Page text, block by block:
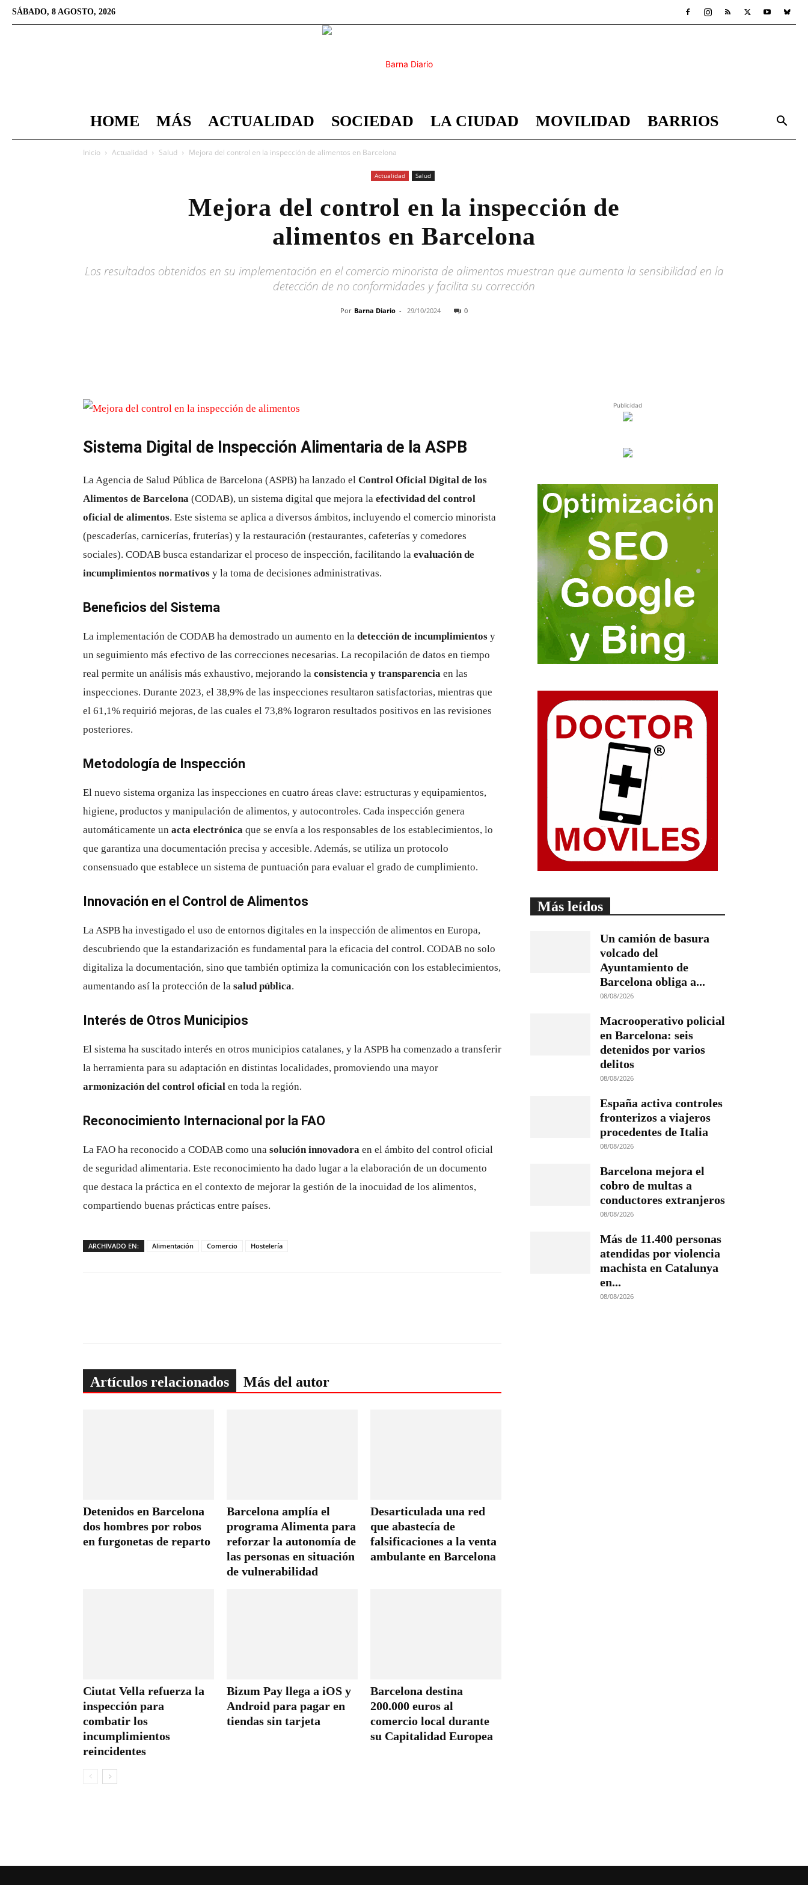
SÁBADO, 8 AGOSTO, 2026
Barna
HOME MÁS ACTUALIDAD SOCIEDAD LA CIUDAD MOVILIDAD BARRIOS
Inicio Actualidad Salud Mejora del control en la inspección de alimentos en Barcelona
Actualidad Salud
Mejora del control en la inspección de
alimentos en Barcelona
Los resultados obtenidos en su implementación en el comercio minorista de alimentos muestran que aumenta la sensibilidad en la
detección de no conformidades y facilita su corrección
Por Barna Diario - 29/10/2024 0
Sistema Digital de Inspección Alimentaria de la ASPB
La Agencia de Salud Pública de Barcelona (ASPB) ha lanzado el Control Oficial Digital de los
Alimentos de Barcelona (CODAB), un sistema digital que mejora la efectividad del control
oficial de alimentos. Este sistema se aplica a diversos ámbitos, incluyendo el comercio minorista
(pescaderías, carnicerías, fruterías) y la restauración (restaurantes, cafeterías y comedores
sociales). CODAB busca estandarizar el proceso de inspección, facilitando la evaluación de
incumplimientos normativos y la toma de decisiones administrativas.
Beneficios del Sistema
La implementación de CODAB ha demostrado un aumento en la detección de incumplimientos y
un seguimiento más efectivo de las correcciones necesarias. La recopilación de datos en tiempo
real permite un análisis más exhaustivo, mejorando la consistencia y transparencia en las
inspecciones. Durante 2023, el 38,9% de las inspecciones resultaron satisfactorias, mientras que
el 61,1% requirió mejoras, de las cuales el 73,8% lograron resultados positivos en las revisiones
posteriores.
Metodología de Inspección
El nuevo sistema organiza las inspecciones en cuatro áreas clave: estructuras y equipamientos,
higiene, productos y manipulación de alimentos, y autocontroles. Cada inspección genera
automáticamente un acta electrónica que se envía a los responsables de los establecimientos, lo
que garantiza una documentación precisa y accesible. Además, se utiliza un protocolo
consensuado que establece un sistema de puntuación para evaluar el grado de cumplimiento.
Innovación en el Control de Alimentos
La ASPB ha investigado el uso de entornos digitales en la inspección de alimentos en Europa,
descubriendo que la estandarización es fundamental para la eficacia del control. CODAB no solo
digitaliza la documentación, sino que también optimiza la comunicación con los establecimientos,
aumentando así la protección de la salud pública.
Interés de Otros Municipios
El sistema ha suscitado interés en otros municipios catalanes, y la ASPB ha comenzado a transferir
la herramienta para su adaptación en distintas localidades, promoviendo una mayor
armonización del control oficial en toda la región.
Reconocimiento Internacional por la FAO
La FAO ha reconocido a CODAB como una solución innovadora en el ámbito del control oficial
de seguridad alimentaria. Este reconocimiento ha dado lugar a la elaboración de un documento
que destaca la práctica en el contexto de mejorar la gestión de la inocuidad de los alimentos,
compartiendo buenas prácticas entre países.
ARCHIVADO EN: Alimentación Comercio Hostelería
Artículos relacionados Más del autor
Detenidos en Barcelona
dos hombres por robos
en furgonetas de reparto
Barcelona amplía el
programa Alimenta para
reforzar la autonomía de
las personas en situación
de vulnerabilidad
Desarticulada una red
que abastecía de
falsificaciones a la venta
ambulante en Barcelona
Ciutat Vella refuerza la
inspección para
combatir los
incumplimientos
reincidentes
Bizum Pay llega a iOS y
Android para pagar en
tiendas sin tarjeta
Barcelona destina
200.000 euros al
comercio local durante
su Capitalidad Europea
Publicidad
Más leídos
Un camión de basura
volcado del
Ayuntamiento de
Barcelona obliga a...
08/08/2026
Macrooperativo policial
en Barcelona: seis
detenidos por varios
delitos
08/08/2026
España activa controles
fronterizos a viajeros
procedentes de Italia
08/08/2026
Barcelona mejora el
cobro de multas a
conductores extranjeros
08/08/2026
Más de 11.400 personas
atendidas por violencia
machista en Catalunya
en...
08/08/2026